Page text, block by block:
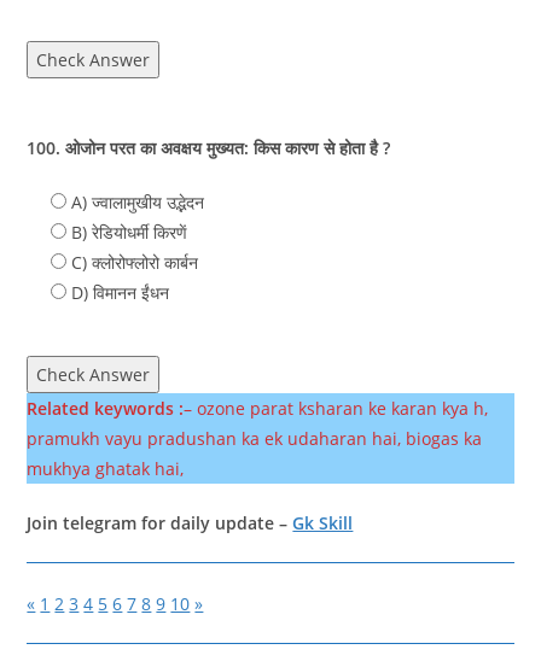
Check Answer
100. ओजोन परत का अवक्षय मुख्यत: किस कारण से होता है ?
A) ज्वालामुखीय उद्भेदन
B) रेडियोधर्मी किरणें
C) क्लोरोफ्लोरो कार्बन
D) विमानन ईंधन
Check Answer
Related keywords :– ozone parat ksharan ke karan kya h,
pramukh vayu pradushan ka ek udaharan hai, biogas ka
mukhya ghatak hai,
Join telegram for daily update –Gk Skill
« 1 2 3 4 5 6 7 8 9 10 »